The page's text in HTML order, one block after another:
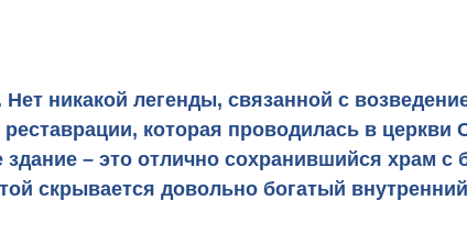
никакой легенды, связанной с
которая проводилась в
– это отлично сохранившийся храм
скрывается довольно богатый